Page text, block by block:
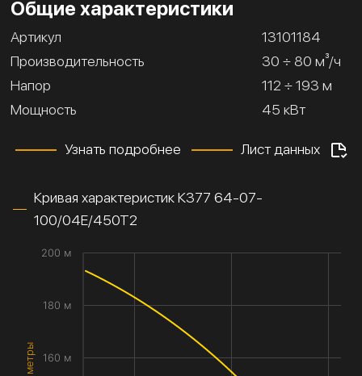
Общие характеристики
Артикул
13101184
Производительность
30 ÷ 80 м³/ч
Напор
112 ÷ 193 м
Мощность
45 кВт
Узнать подробнее Лист данных
Кривая характеристик К377 64-07-
100/04Е/450Т2
160 м
180 м
200 м